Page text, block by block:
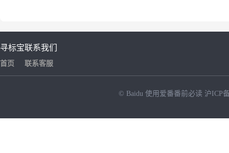
寻标宝
首页
联系我们
联系客服
© Baidu 使用爱番番前必读 沪ICP